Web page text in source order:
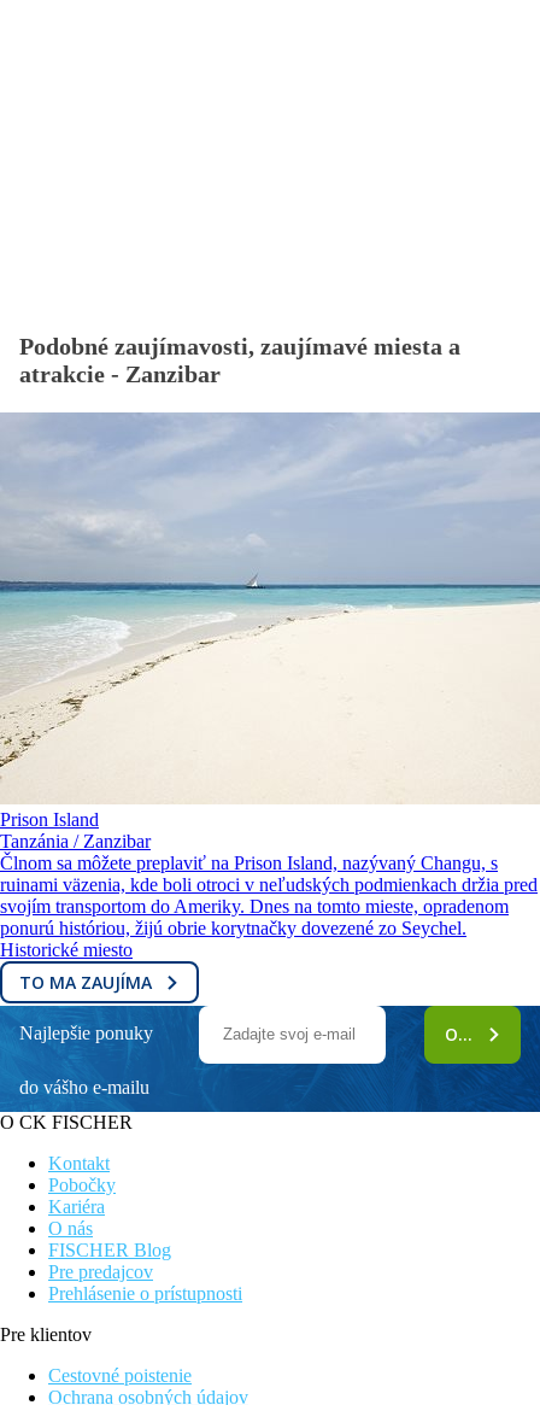
Podobné zaujímavosti, zaujímavé miesta a
atrakcie - Zanzibar
Prison Island
Tanzánia / Zanzibar
Člnom sa môžete preplaviť na Prison Island, nazývaný Changu, s
ruinami väzenia, kde boli otroci v neľudských podmienkach držia pred
svojím transportom do Ameriky. Dnes na tomto mieste, opradenom
ponurú históriou, žijú obrie korytnačky dovezené zo Seychel.
Historické miesto
TO MA ZAUJÍMA
Najlepšie ponuky
do vášho e-mailu
ODOBERAŤ
O CK FISCHER
Kontakt
Pobočky
Kariéra
O nás
FISCHER Blog
Pre predajcov
Prehlásenie o prístupnosti
Pre klientov
Cestovné poistenie
Ochrana osobných údajov